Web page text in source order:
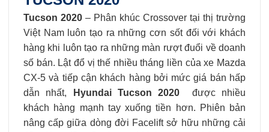
Tucson 2020 – Phân khúc Crossover tại thị trường
Việt Nam luôn tạo ra những cơn sốt đối với khách
hàng khi luôn tạo ra những màn rượt đuổi về doanh
số bán. Lật đổ vị thế nhiều tháng liền của xe Mazda
CX-5 và tiếp cận khách hàng bởi mức giá bán hấp
dẫn nhất, Hyundai Tucson 2020
được nhiều
khách hàng mạnh tay xuống tiền hơn. Phiên bản
nâng cấp giữa dòng đời Facelift sở hữu những cải